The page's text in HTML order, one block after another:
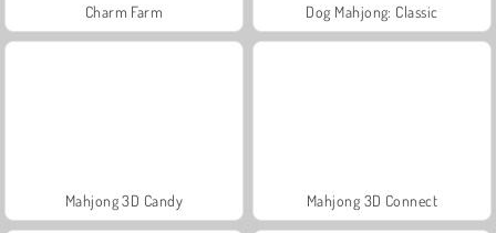
Charm Farm Dog Mahjong: Classic
Mahjong 3D Candy Mahjong 3D Connect